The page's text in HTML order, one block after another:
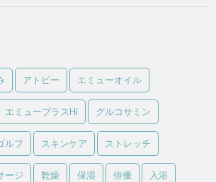
アトピー エミューオイル
エミュープラスHi グルコサミン
ルフ スキンケア ストレッチ
ージ 乾燥 保湿 俳優 入浴